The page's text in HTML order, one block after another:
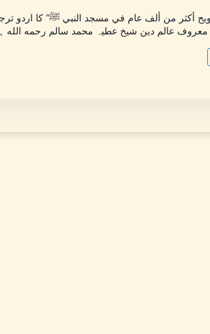
أكثر من ألف عام في مسجد النبي ﷺ” کا
عالم دین شیخ عطیہ محمد سالم رحمه الله